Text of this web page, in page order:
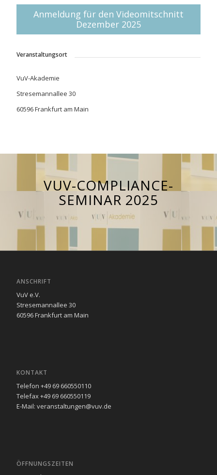
Anmeldung für den Videomitschnitt
Dezember 2025
Veranstaltungsort
VuV-Akademie
Stresemannallee 30
60596 Frankfurt am Main
VUV-COMPLIANCE-
SEMINAR 2025
ANSCHRIFT
VuV e.V.
Stresemannallee 30
60596 Frankfurt am Main
KONTAKT
Telefon +49 69 660550110
Telefax +49 69 660550119
E-Mail: veranstaltungen@vuv.de
ÖFFNUNGSZEITEN